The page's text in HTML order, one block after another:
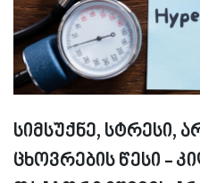
სიმსუქნე, სტრესი,
ცხოვრების წესი -